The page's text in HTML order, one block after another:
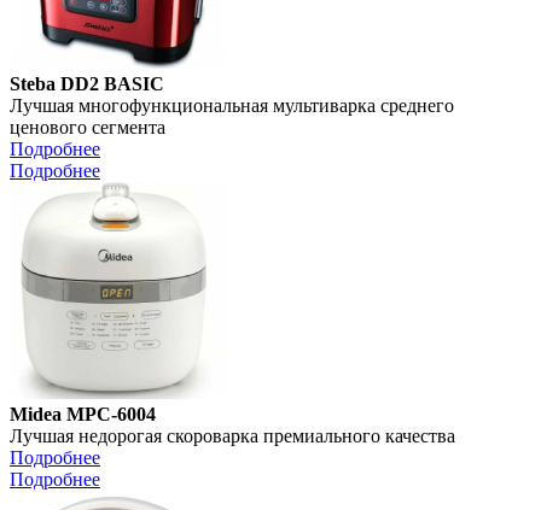
Steba DD2 BASIC
Лучшая многофункциональная мультиварка среднего
ценового сегмента
Подробнее
Подробнее
Midea MPC-6004
Лучшая недорогая скороварка премиального качества
Подробнее
Подробнее